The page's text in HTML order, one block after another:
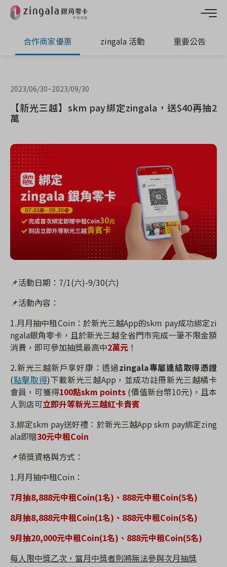
合作商家優惠 zingala 活動 重要公告
2023/06/30~2023/09/30
【新光三越】skm pay綁定zingala，送$40再抽2
萬
📌活動日期： 7/1(六)-9/30(六)
📌活動內容：
1.月月抽中租Coin ：於新光三越App的skm pay成功綁定zi
ngala銀角零卡，且於新光三越全省門市完成一筆不限金額
消費，即可參加抽獎最高中2萬元 ！
2.新光三越新戶享好康 ：透過zingala專屬連結取得憑證
(點擊取得)下載新光三越App ，並成功註冊新光三越橘卡
會員，可獲得100點skm points (價值新台幣10元) ，且本
人到店可立即升等新光三越紅卡貴賓
3.綁定skm pay送好禮 ：於新光三越App skm pay綁定zing
ala即贈30元中租Coin
📌領獎資格與方式：
1.月月抽中租Coin ：
7月抽8,888元中租Coin(1名) 、 888元中租Coin(5名)
8月抽8,888元中租Coin(1名) 、 888元中租Coin(5名)
9月抽20,000元中租Coin(1名) 、 888元中租Coin(5名)
每人限中獎乙次，當月中獎者則將無法參與次月抽獎